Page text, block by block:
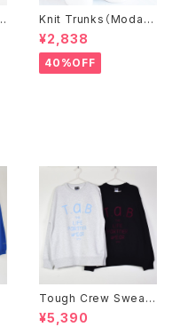
Knit Trunks（Modal）
カラーバリエーション
¥2,838
40%OFF
Tough Crew Sweat
"FLOCK"
¥5,390